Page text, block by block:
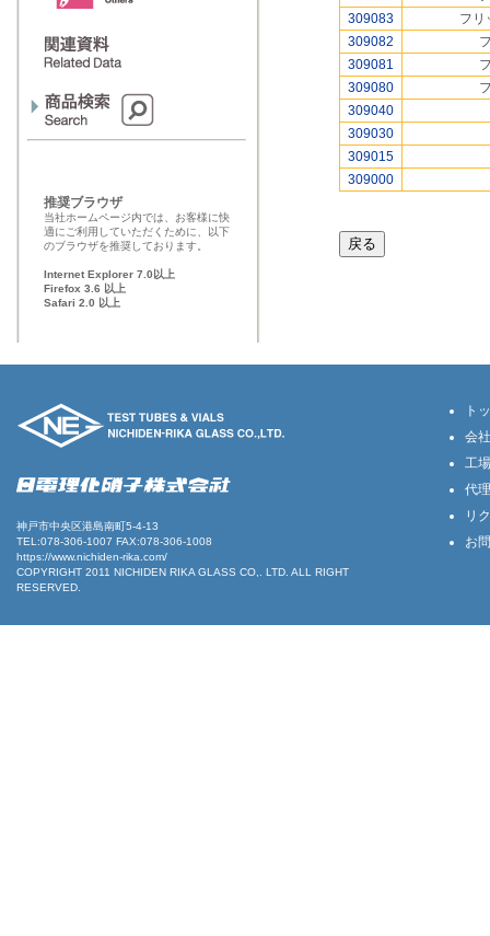
309083
フリ
309082
309081
309080
309040
309030
309015
309000
推奨ブラウザ
当社ホームページ内では、お客様に快
適にご利用していただくために、以下
のブラウザを推奨しております。
Internet Explorer 7.0以上
Firefox 3.6 以上
Safari 2.0 以上
神戸市中央区港島南町5-4-13
TEL:078-306-1007 FAX:078-306-1008
https://www.nichiden-rika.com/
COPYRIGHT 2011 NICHIDEN RIKA GLASS CO,. LTD. ALL RIGHT
RESERVED.
ト
会
工
代
リ
お